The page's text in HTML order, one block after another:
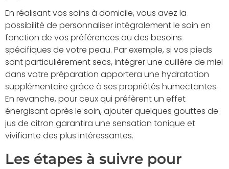
En réalisant vos soins à domicile, vous avez la
possibilité de personnaliser intégralement le soin en
fonction de vos préférences ou des besoins
spécifiques de votre peau. Par exemple, si vos pieds
sont particulièrement secs, intégrer une cuillère de miel
dans votre préparation apportera une hydratation
supplémentaire grâce à ses propriétés humectantes.
En revanche, pour ceux qui préfèrent un effet
énergisant après le soin, ajouter quelques gouttes de
jus de citron garantira une sensation tonique et
vivifiante des plus intéressantes.
Les étapes à suivre pour